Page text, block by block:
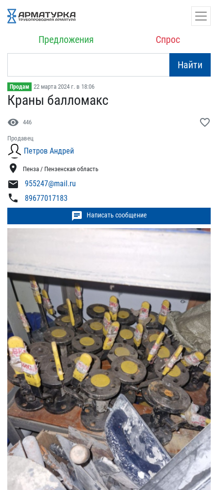
Предложения Спрос
Найти
Продам 22 марта 2024 г. в 18:06
Краны балломакс
visibility 446 favorite_border
Продавец
Петров Андрей
location_on Пенза / Пензенская область
mail 955247@mail.ru
phone 89677017183
chat Написать сообщение